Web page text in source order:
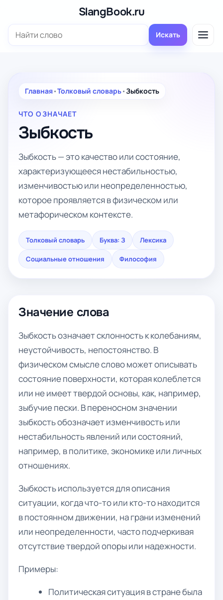
содержимому
SlangBook.ru
Поиск: Искать
Главная•Толковый словарь•Зыбкость
ЧТО ОЗНАЧАЕТ
Зыбкость
Зыбкость — это качество или состояние,
характеризующееся нестабильностью,
изменчивостью или неопределенностью,
которое проявляется в физическом или
метафорическом контексте.
Толковый словарь Буква: З Лексика
Социальные отношения Философия
Значение слова
Зыбкость означает склонность к колебаниям,
неустойчивость, непостоянство. В
физическом смысле слово может описывать
состояние поверхности, которая колеблется
или не имеет твердой основы, как, например,
зыбучие пески. В переносном значении
зыбкость обозначает изменчивость или
нестабильность явлений или состояний,
например, в политике, экономике или личных
отношениях.
Зыбкость используется для описания
ситуации, когда что-то или кто-то находится
в постоянном движении, на грани изменений
или неопределенности, часто подчеркивая
отсутствие твердой опоры или надежности.
Примеры:
Политическая ситуация в стране была